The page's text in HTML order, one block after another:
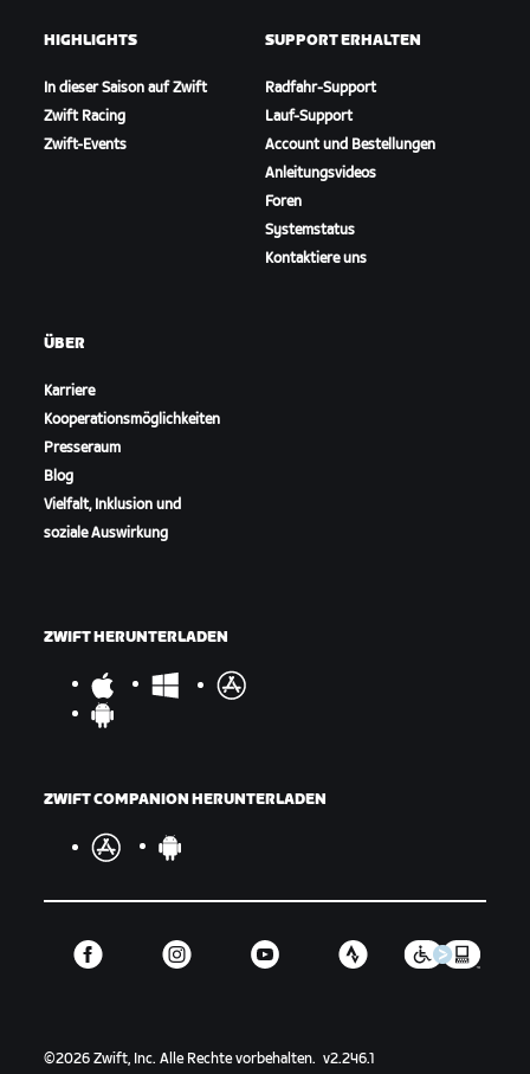
HIGHLIGHTS
In dieser Saison auf Zwift
Zwift Racing
Zwift-Events
SUPPORT ERHALTEN
Radfahr-Support
Lauf-Support
Account und Bestellungen
Anleitungsvideos
Foren
Systemstatus
Kontaktiere uns
ÜBER
Karriere
Kooperationsmöglichkeiten
Presseraum
Blog
Vielfalt, Inklusion und
soziale Auswirkung
ZWIFT HERUNTERLADEN
ZWIFT COMPANION HERUNTERLADEN
©2026 Zwift, Inc.Alle Rechte vorbehalten. v2.246.1